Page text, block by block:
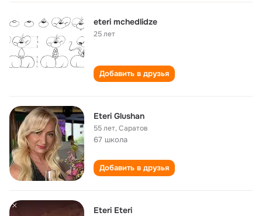
eteri mchedlidze
25 лет
Добавить в друзья
Eteri Glushan
55 лет,Саратов
67 школа
Добавить в друзья
Eteri Eteri